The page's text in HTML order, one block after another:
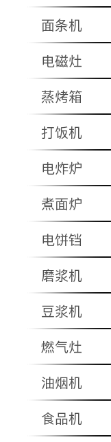
面条机
电磁灶
蒸烤箱
打饭机
电炸炉
煮面炉
电饼铛
磨浆机
豆浆机
燃气灶
油烟机
食品机